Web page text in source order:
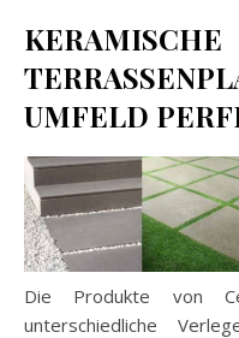
KERAMISCHE
UMFELD
Die Produkte von
unterschiedliche